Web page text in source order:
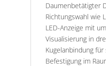
Daumenbetätigter
Richtungswahl wie
LED-Anzeige mit
Visualisierung in
Kugelanbindung
Befestigung im